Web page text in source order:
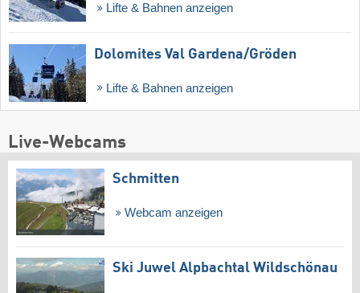
Lifte & Bahnen anzeigen
Dolomites Val Gardena/​Gröden
Lifte & Bahnen anzeigen
Live-Webcams
Schmitten
Webcam anzeigen
Ski Juwel Alpbachtal Wildschönau